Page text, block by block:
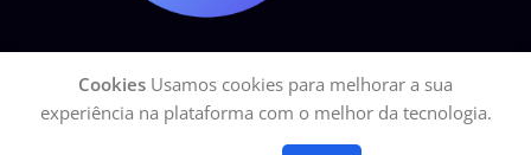
AGÊNCIA TEI 2025 Todos os direitos reservados.GOOGLE Site Seguro
| CNPJ: 27.113.329/0001-15
Cookies Usamos cookies para melhorar a sua
experiência na plataforma com o melhor da tecnologia.